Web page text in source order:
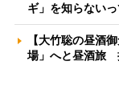
ギ」を知らない
【大竹聡の昼酒
場」へと昼酒旅